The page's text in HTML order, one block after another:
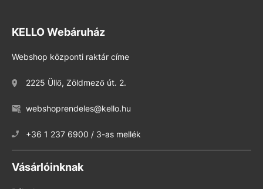
KELLO Webáruház
Webshop központi raktár címe
2225 Üllő, Zöldmező út. 2.
webshoprendeles@kello.hu
+36 1 237 6900 / 3-as mellék
Vásárlóinknak